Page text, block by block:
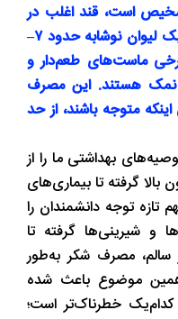
است، قند اغلب در
غذاها «مخفی» است. برای مثال: یک لیوان نوشابه حدود ۷–
ماست‌های طعم‌دار و
نمک هستند. این مصرف
متوجه باشند، از حد
بهداشتی ما را از
بالا گرفته تا بیماری‌های
تازه توجه دانشمندان را
و شیرینی‌ها گرفته تا
سالم، مصرف شکر به‌طور
موضوع باعث شده
خطرناک‌تر است؛